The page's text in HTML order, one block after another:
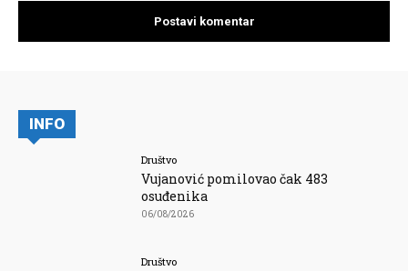
INFO
Društvo
Vujanović pomilovao čak 483
osuđenika
06/08/2026
Društvo